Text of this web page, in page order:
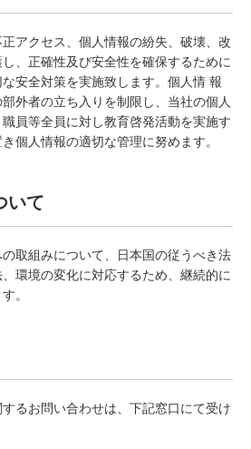
アクセス、個人情報の紛失、破壊、改
、正確性及び安全性を確保するために
安全対策を実施致します。個人情 報
外者の立ち入りを制限し、当社の個人
員等全員に対し教育啓発活動を実施す
個人情報の適切な管理に努めます。
いて
取組みについて、日本国の従うべき法
環境の変化に対応するため、継続的に
。
るお問い合わせは、下記窓口にて受け